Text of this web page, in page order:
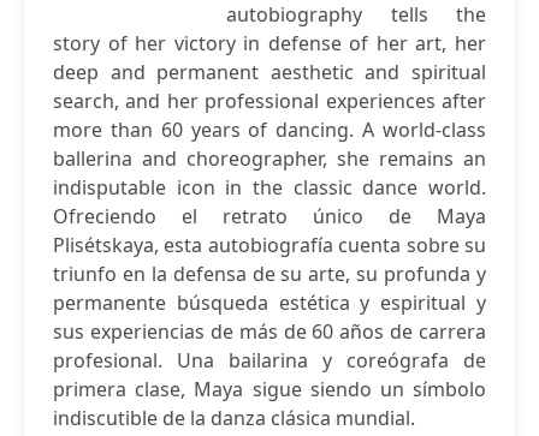
autobiography tells the
story of her victory in defense of her art, her
deep and permanent aesthetic and spiritual
search, and her professional experiences after
more than 60 years of dancing. A world-class
ballerina and choreographer, she remains an
indisputable icon in the classic dance world.
Ofreciendo el retrato único de Maya
Plisétskaya, esta autobiografía cuenta sobre su
triunfo en la defensa de su arte, su profunda y
permanente búsqueda estética y espiritual y
sus experiencias de más de 60 años de carrera
profesional. Una bailarina y coreógrafa de
primera clase, Maya sigue siendo un símbolo
indiscutible de la danza clásica mundial.